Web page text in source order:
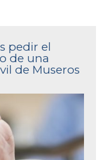
pedir el
de una
de Museros